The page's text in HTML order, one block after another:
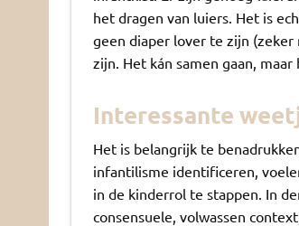
het dragen van luiers. Het is
geen diaper lover te zijn
zijn. Het kán samen gaan,
Interessante
Het is belangrijk te
infantilisme identificeren,
in de kinderrol te stappen. In
consensuele, volwassen